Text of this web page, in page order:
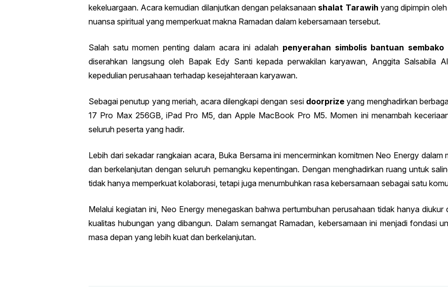
kekeluargaan. Acara kemudian dilanjutkan dengan pelaksanaan shalat Tarawih yang dipimpin
nuansa spiritual yang memperkuat makna Ramadan dalam kebersamaan tersebut.
Salah satu momen penting dalam acara ini adalah penyerahan simbolis bantuan sembako
diserahkan langsung oleh Bapak Edy Santi kepada perwakilan karyawan, Anggita Salsabila
kepedulian perusahaan terhadap kesejahteraan karyawan.
Sebagai penutup yang meriah, acara dilengkapi dengan sesi doorprize yang menghadirkan
17 Pro Max 256GB, iPad Pro M5, dan Apple MacBook Pro M5. Momen ini menambah
seluruh peserta yang hadir.
Lebih dari sekadar rangkaian acara, Buka Bersama ini mencerminkan komitmen Neo Energy
dan berkelanjutan dengan seluruh pemangku kepentingan. Dengan menghadirkan ruang untuk
tidak hanya memperkuat kolaborasi, tetapi juga menumbuhkan rasa kebersamaan sebagai satu
Melalui kegiatan ini, Neo Energy menegaskan bahwa pertumbuhan perusahaan tidak hanya diukur
kualitas hubungan yang dibangun. Dalam semangat Ramadan, kebersamaan ini menjadi fondasi
masa depan yang lebih kuat dan berkelanjutan.